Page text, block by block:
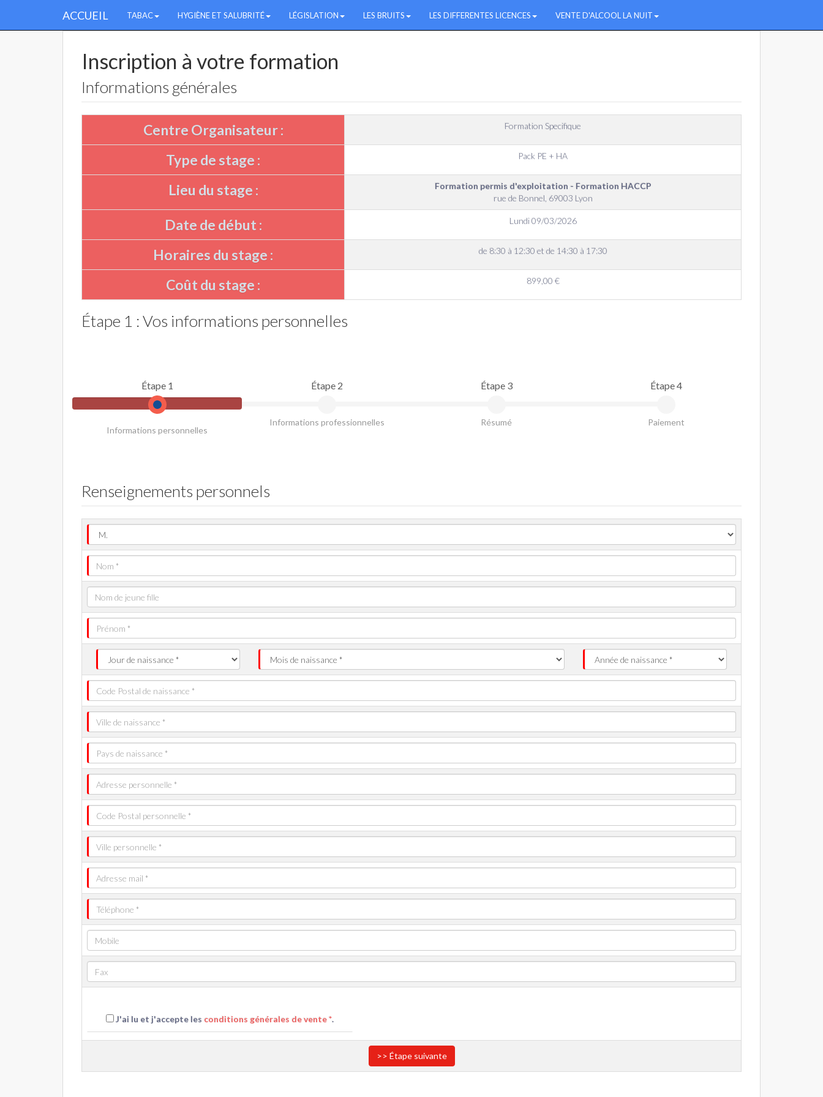
ACCUEIL TABAC HYGIÈNE ET SALUBRITÉ LÉGISLATION LES BRUITS LES DIFFERENTES LICENCES VENTE D'ALCOOL LA NUIT
Inscription à votre formation
Informations générales
Centre Organisateur : Formation Specifique
Type de stage : Pack PE + HA
Lieu du stage :
Formation permis d'exploitation - Formation HACCP
rue de Bonnel, 69003 Lyon
Date de début : Lundi 09/03/2026
Horaires du stage : de 8:30 à 12:30 et de 14:30 à 17:30
Coût du stage : 899,00 €
Étape 1 : Vos informations personnelles
Étape 1
Informations personnelles
Étape 2
Informations professionnelles
Étape 3
Résumé
Étape 4
Paiement
Renseignements personnels
J'ai lu et j'accepte les conditions générales de vente *.
>> Étape suivante